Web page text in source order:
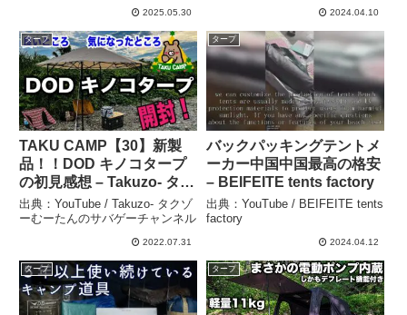
2025.05.30 2024.04.10
タープ
TAKU CAMP【30】新製
品！！DOD キノコタープ
の初見感想 – Takuzo- タク
ゾーむーたんのサバゲーチ
ャンネル
出典：YouTube / Takuzo- タクゾ
ーむーたんのサバゲーチャンネル
2022.07.31
タープ
バックパッキングテントメ
ーカー中国中国最高の格安
– BEIFEITE tents factory
出典：YouTube / BEIFEITE tents
factory
2024.04.12
タープ タープ